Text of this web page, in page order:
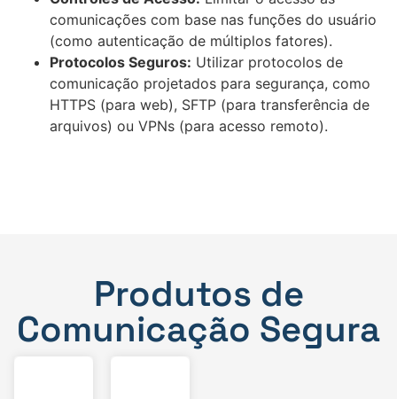
comunicações com base nas funções do usuário
(como autenticação de múltiplos fatores).
Protocolos Seguros: Utilizar protocolos de
comunicação projetados para segurança, como
HTTPS (para web), SFTP (para transferência de
arquivos) ou VPNs (para acesso remoto).
Produtos de
Comunicação Segura